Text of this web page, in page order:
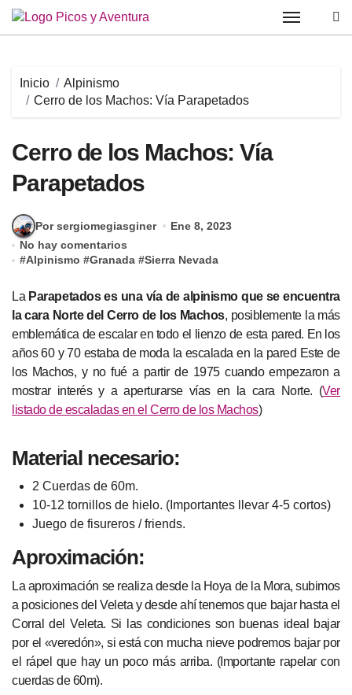
Saltar
Inicio
Alpinismo
Cerro de los Machos: Vía Parapetados
Cerro de los Machos: Vía
Parapetados
Por sergiomegiasginer
Ene 8, 2023
No hay comentarios
#Alpinismo #Granada #Sierra Nevada
La Parapetados es una vía de alpinismo que se encuentra
la cara Norte del Cerro de los Machos, posiblemente la más
emblemática de escalar en todo el lienzo de esta pared. En los
años 60 y 70 estaba de moda la escalada en la pared Este de
los Machos, y no fué a partir de 1975 cuando empezaron a
mostrar interés y a aperturarse vías en la cara Norte. (Ver
listado de escaladas en el Cerro de los Machos)
Material necesario:
2 Cuerdas de 60m.
10-12 tornillos de hielo. (Importantes llevar 4-5 cortos)
Juego de fisureros / friends.
Aproximación:
La aproximación se realiza desde la Hoya de la Mora, subimos
a posiciones del Veleta y desde ahí tenemos que bajar hasta el
Corral del Veleta. Si las condiciones son buenas ideal bajar
por el «veredón», si está con mucha nieve podremos bajar por
el rápel que hay un poco más arriba. (Importante rapelar con
cuerdas de 60m).